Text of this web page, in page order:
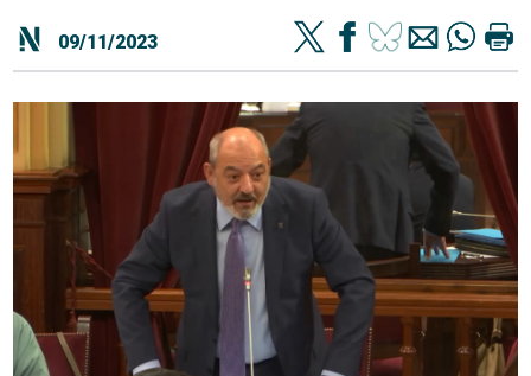
09/11/2023